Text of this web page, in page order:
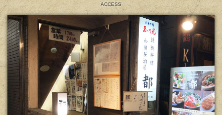
ACCESS